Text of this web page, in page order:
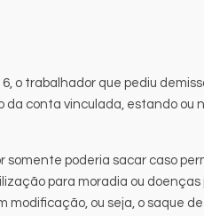
o trabalhador que pediu
da conta vinculada, estando
somente poderia sacar caso
para moradia ou
modificação, ou seja, o saque